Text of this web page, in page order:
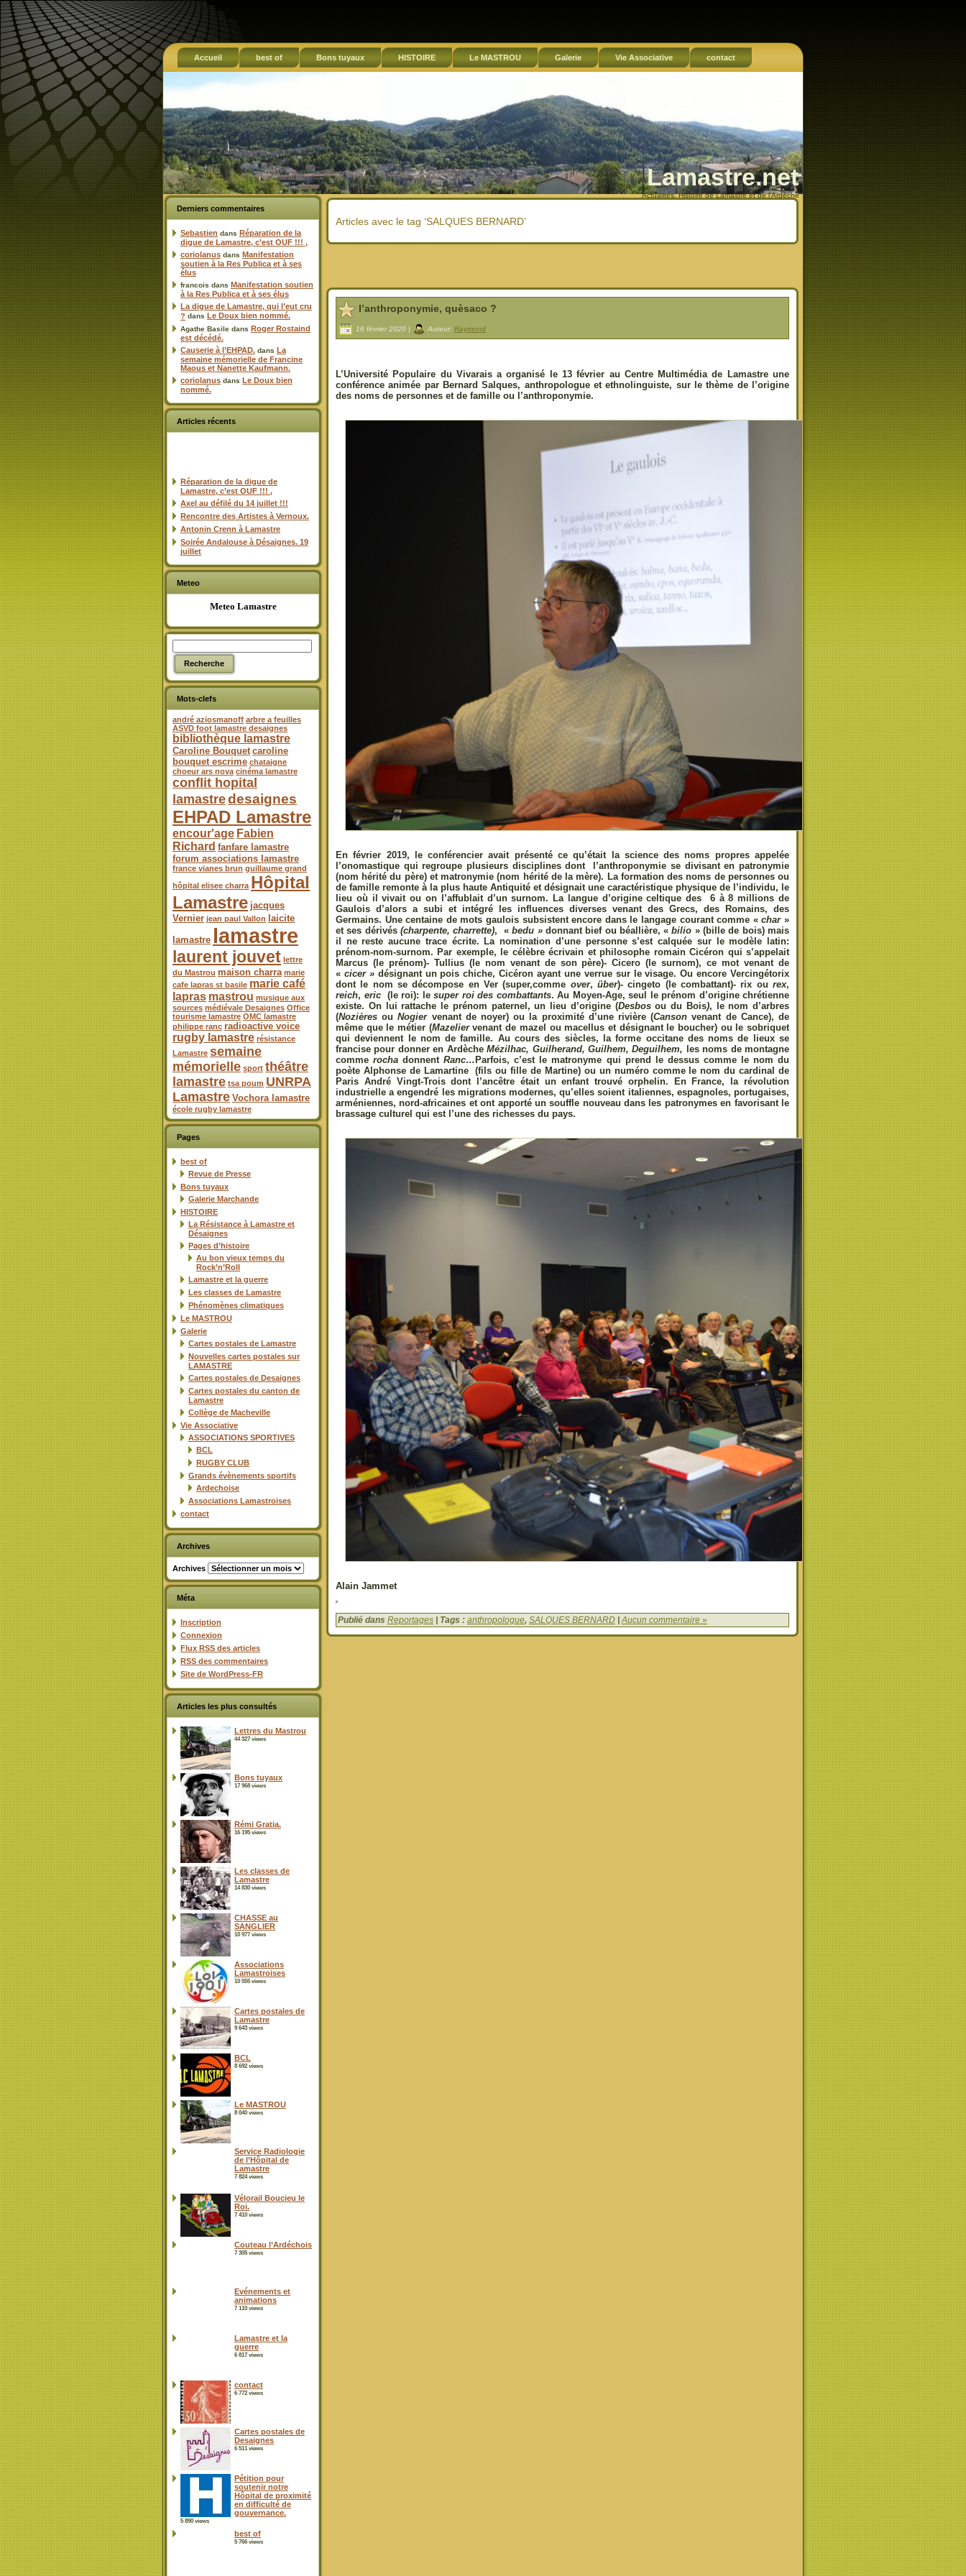
Accueil best of Bons tuyaux HISTOIRE Le MASTROU Galerie Vie Associative contact
Lamastre.net
Actualités, Histoire de Lamastre et de l'Ardèche
Derniers commentaires
Sebastien dans Réparation de la
digue de Lamastre, c’est OUF !!! ,
coriolanus dans Manifestation
soutien à la Res Publica et à ses
élus
francois dans Manifestation soutien
à la Res Publica et à ses élus
La digue de Lamastre, qui l’eut cru
? dans Le Doux bien nommé.
Agathe Basile dans Roger Rostaind
est décédé.
Causerie à l’EHPAD. dans La
semaine mémorielle de Francine
Maous et Nanette Kaufmann.
coriolanus dans Le Doux bien
nommé.
Articles récents
Réparation de la digue de
Lamastre, c’est OUF !!! ,
Axel au défilé du 14 juillet !!!
Rencontre des Artistes à Vernoux.
Antonin Crenn à Lamastre
Soirée Andalouse à Désaignes. 19
juillet
Meteo
Meteo Lamastre
Mots-clefs
andré aziosmanoff arbre a feuilles
ASVD foot lamastre desaignes
bibliothèque lamastre
Caroline Bouquet caroline
bouquet escrime chataigne
choeur ars nova cinéma lamastre
conflit hopital
lamastredesaignes
EHPAD Lamastre
encour'age Fabien
Richard fanfare lamastre
forum associations lamastre
france vianes brun guillaume grand
hôpital elisee charra Hôpital
Lamastre jacques
Vernier jean paul Vallon
laicite
lamastre lamastre
laurent jouvet lettre
du Mastrou maison charra marie
cafe lapras st basile marie café
lapras mastrou musique aux
sources médiévale Desaignes Office
tourisme lamastre OMC lamastre
philippe ranc radioactive voice
rugby lamastre résistance
Lamastre semaine
mémorielle sport théâtre
lamastre tsa poum UNRPA
Lamastre Vochora lamastre
école rugby lamastre
Pages
best of
Revue de Presse
Bons tuyaux
Galerie Marchande
HISTOIRE
La Résistance à Lamastre et
Désaignes
Pages d’histoire
Au bon vieux temps du
Rock’n’Roll
Lamastre et la guerre
Les classes de Lamastre
Phénomènes climatiques
Le MASTROU
Galerie
Cartes postales de Lamastre
Nouvelles cartes postales sur
LAMASTRE
Cartes postales de Desaignes
Cartes postales du canton de
Lamastre
Collège de Macheville
Vie Associative
ASSOCIATIONS SPORTIVES
BCL
RUGBY CLUB
Grands évènements sportifs
Ardechoise
Associations Lamastroises
contact
Archives
Archives
Méta
Inscription
Connexion
Flux RSS des articles
RSS des commentaires
Site de WordPress-FR
Articles les plus consultés
Lettres du Mastrou
44 327 views
Bons tuyaux
17 968 views
Rémi Gratia.
16 195 views
Les classes de
Lamastre
14 830 views
CHASSE au
SANGLIER
10 977 views
Associations
Lamastroises
10 555 views
Cartes postales de
Lamastre
9 643 views
BCL
8 692 views
Le MASTROU
8 040 views
Service Radiologie
de l’Hôpital de
Lamastre
7 824 views
Vélorail Boucieu le
Roi.
7 410 views
Couteau l’Ardéchois
7 305 views
Evénements et
animations
7 110 views
Lamastre et la
guerre
6 817 views
contact
6 772 views
Cartes postales de
Desaignes
6 511 views
Pétition pour
soutenir notre
Hôpital de proximité
en difficulté de
gouvernance.
5 890 views
best of
5 766 views
Articles avec le tag ‘SALQUES BERNARD’
l’anthroponymie, quèsaco ?
16 février 2020 | Auteur: Raymond
L’Université Populaire du Vivarais a organisé le 13 février au Centre Multimédia de Lamastre une
conférence animée par Bernard Salques, anthropologue et ethnolinguiste, sur le thème de l’origine
des noms de personnes et de famille ou l’anthroponymie.
En février 2019, le conférencier avait présenté ce qu’était la science des noms propres appelée
l’onomastique qui regroupe plusieurs disciplines dont l’anthroponymie se divisant en patronymie
(nom hérité du père) et matronymie (nom hérité de la mère). La formation des noms de personnes ou
de famille remonte à la plus haute Antiquité et désignait une caractéristique physique de l’individu, le
lieu où il vivait ou on l’affublait d’un surnom. La langue d’origine celtique des 6 à 8 millions de
Gaulois d’alors a subi et intégré les influences diverses venant des Grecs, des Romains, des
Germains. Une centaine de mots gaulois subsistent encore dans le langage courant comme «char»
et ses dérivés(charpente, charrette), «bedu »donnant bief ou béallière, «bilio » (bille de bois) mais
il ne reste aucune trace écrite. La nomination d’une personne s’est calquée sur le modèle latin:
prénom-nom-surnom. Par exemple, le célèbre écrivain et philosophe romain Cicéron qui s’appelait
Marcus (le prénom)- Tullius (le nom venant de son père)- Cicero (le surnom), ce mot venant de
« cicer »désignant un pois chiche, Cicéron ayant une verrue sur le visage. Ou encore Vercingétorix
dont le nom se décompose en Ver (super,comme over,über)- cingeto (le combattant)- rix ourex,
reich, eric(le roi): le super roi des combattants. Au Moyen-Age, seul le prénom d’origine chrétienne
existe. On lui rattache le prénom paternel, un lieu d’origine (Desbosou du Bois), le nom d’arbres
(Nozières ouNogiervenant de noyer) ou la proximité d’une rivière (Canson venant de Cance), de
même que le métier (Mazeliervenant de mazel ou macellus et désignant le boucher) ou le sobriquet
qui deviennent le nom de famille. Au cours des siècles, la forme occitane des noms de lieux se
francise pour donner en ArdècheMézilhac, Guilherand, Guilhem, Deguilhem,
les noms de montagne
commerocha donnentRanc… Parfois, c’est le matronyme qui prend le dessus comme le nom du
poète Alphonse de Lamartine (fils ou fille de Martine) ou un numéro comme le nom du cardinal de
Paris André Vingt-Trois dont l’ancêtre était un enfant trouvé orphelin. En France, la révolution
industrielle a engendré les migrations modernes, qu’elles soient italiennes, espagnoles, portugaises,
arméniennes, nord-africaines et ont apporté un souffle nouveau dans les patronymes en favorisant le
brassage culturel qui est l’une des richesses du pays.
Alain Jammet
Publié dans Reportages | Tags : anthropologue, SALQUES BERNARD |Aucun commentaire »